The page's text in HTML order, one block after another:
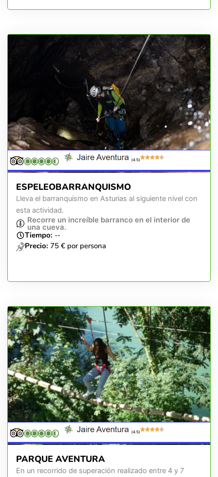
(4.5)
ESPELEOBARRANQUISMO
Lleva el barranquismo en Asturias al siguiente nivel con
esta actividad.
Recorre un increíble barranco en el interior de
una cueva.
Tiempo: --
Precio: 75 € por persona
(4.5)
PARQUE AVENTURA
En un recorrido de superación realizado entre 4 y 7